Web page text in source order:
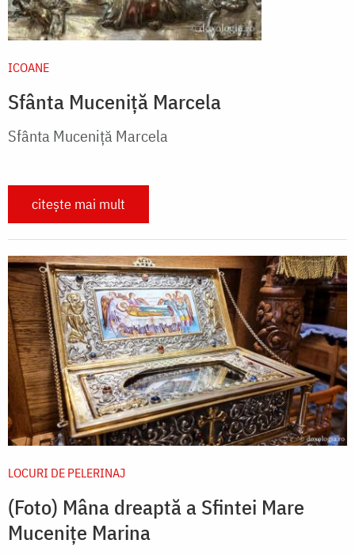
ICOANE
Sfânta Muceniță Marcela
Sfânta Muceniță Marcela
citește mai mult
LOCURI DE PELERINAJ
(Foto) Mâna dreaptă a Sfintei Mare
Mucenițe Marina